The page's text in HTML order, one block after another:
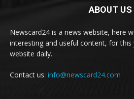
ABOUT US
Newscard24 is a news website, here
interesting and useful content, for this
website daily.
Contact us: info@newscard24.com